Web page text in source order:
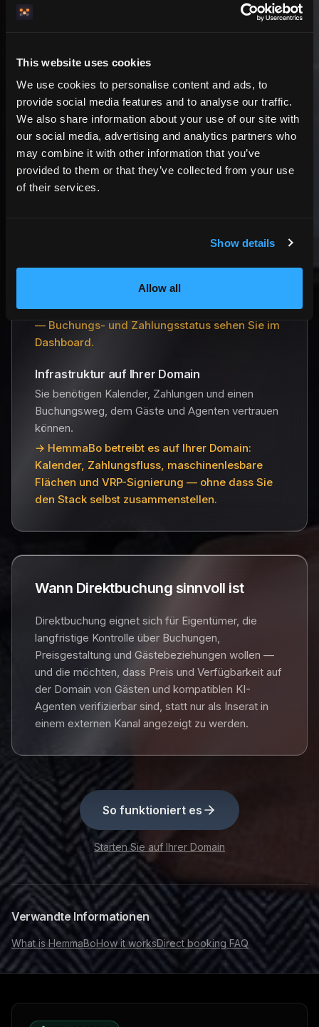
This website uses cookies
We use cookies to personalise content and ads, to
provide social media features and to analyse our traffic.
We also share information about your use of our site with
our social media, advertising and analytics partners who
may combine it with other information that you’ve
provided to them or that they’ve collected from your use
of their services.
Show details
Allow all
erfordert
Rechtliche Verantwortung
Sie sind verantwortlich für Verträge und
Bedingungen.
→ HemmaBo hilft, Buchungsbedingungen und
Zahlungen und Bestätigungen müssen abgewickelt
→ Stripe Connect übernimmt den Zahlungsfluss
— Buchungs- und Zahlungsstatus sehen Sie im
Dashboard.
Infrastruktur auf Ihrer Domain
Sie benötigen Kalender, Zahlungen und einen
Buchungsweg, dem Gäste und Agenten vertrauen
können.
→ HemmaBo betreibt es auf Ihrer Domain:
Kalender, Zahlungsfluss, maschinenlesbare
Flächen und VRP-Signierung — ohne dass Sie
den Stack selbst zusammenstellen.
Wann Direktbuchung sinnvoll ist
Direktbuchung eignet sich für Eigentümer, die
langfristige Kontrolle über Buchungen,
Preisgestaltung und Gästebeziehungen wollen —
und die möchten, dass Preis und Verfügbarkeit auf
der Domain von Gästen und kompatiblen KI-
Agenten verifizierbar sind, statt nur als Inserat in
einem externen Kanal angezeigt zu werden.
So funktioniert es
Starten Sie auf Ihrer Domain
Verwandte Informationen
What is HemmaBoHow it worksDirect booking FAQ